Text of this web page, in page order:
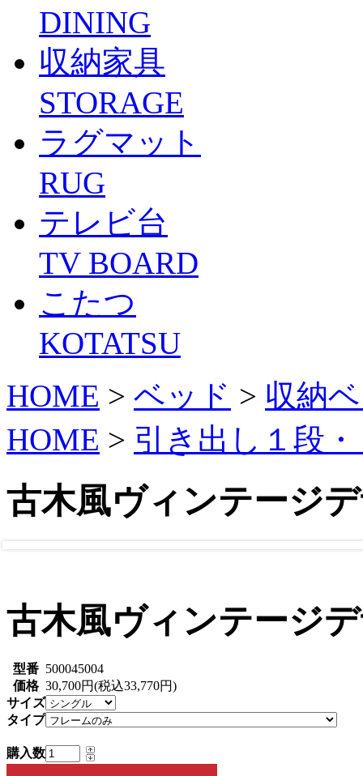
DINING
収納家具
STORAGE
ラグマット
RUG
テレビ台
TV BOARD
こたつ
KOTATSU
HOME > ベッド > 収納
HOME > 引き出し１段
古木風ヴィンテージ
古木風ヴィンテージ
型番 500045004
価格 30,700円(税込33,770円)
サイズ
タイプ
購入数